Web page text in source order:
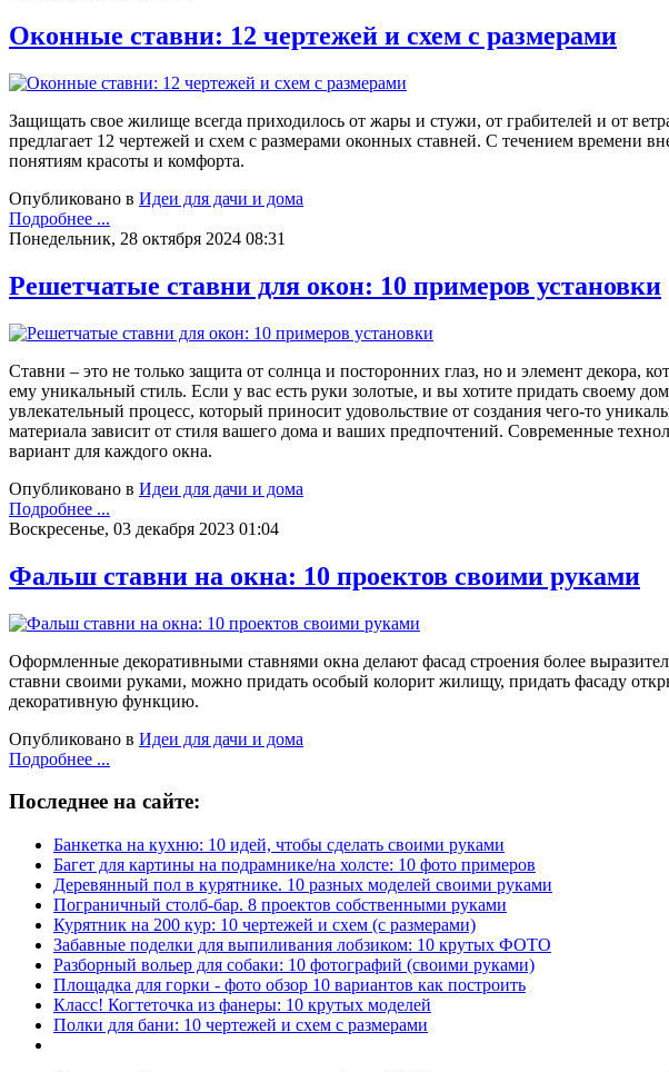
Оконные ставни: 12 чертежей и схем с размерами
Защищать свое жилище всегда приходилось от жары и стужи, от грабителей и от
предлагает 12 чертежей и схем с размерами оконных ставней. С течением времени
понятиям красоты и комфорта.
Опубликовано в Идеи для дачи и дома
Подробнее ...
Понедельник, 28 октября 2024 08:31
Решетчатые ставни для окон: 10 примеров установки
Ставни – это не только защита от солнца и посторонних глаз, но и элемент
ему уникальный стиль. Если у вас есть руки золотые, и вы хотите придать своему
увлекательный процесс, который приносит удовольствие от создания чего-то
материала зависит от стиля вашего дома и ваших предпочтений. Современные
вариант для каждого окна.
Опубликовано в Идеи для дачи и дома
Подробнее ...
Воскресенье, 03 декабря 2023 01:04
Фальш ставни на окна: 10 проектов своими руками
Оформленные декоративными ставнями окна делают фасад строения более
ставни своими руками, можно придать особый колорит жилищу, придать фасаду
декоративную функцию.
Опубликовано в Идеи для дачи и дома
Подробнее ...
Последнее на сайте:
Банкетка на кухню: 10 идей, чтобы сделать своими руками
Багет для картины на подрамнике/на холсте: 10 фото примеров
Деревянный пол в курятнике. 10 разных моделей своими руками
Пограничный столб-бар. 8 проектов собственными руками
Курятник на 200 кур: 10 чертежей и схем (с размерами)
Забавные поделки для выпиливания лобзиком: 10 крутых ФОТО
Разборный вольер для собаки: 10 фотографий (своими руками)
Площадка для горки - фото обзор 10 вариантов как построить
Класс! Когтеточка из фанеры: 10 крутых моделей
Полки для бани: 10 чертежей и схем с размерами